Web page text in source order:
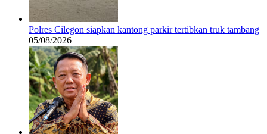
Polres Cilegon siapkan kantong parkir tertibkan truk tambang
05/08/2026